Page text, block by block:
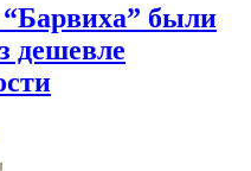
были
дешевле